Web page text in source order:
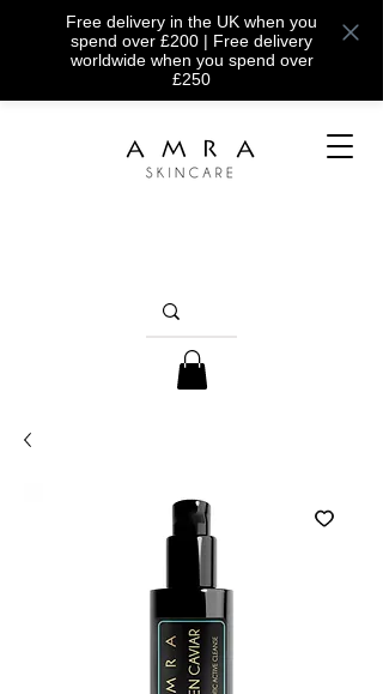
Free delivery in the UK when you
spend over £200 | Free delivery
worldwide when you spend over
£250